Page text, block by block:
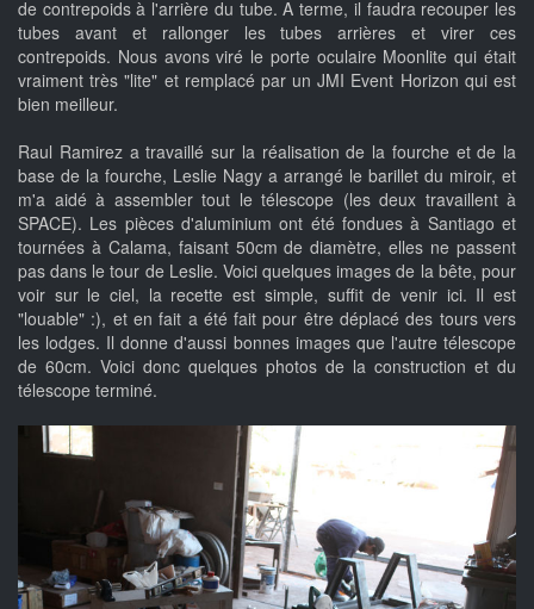
de contrepoids à l'arrière du tube. A terme, il faudra recouper les
tubes avant et rallonger les tubes arrières et virer ces
contrepoids. Nous avons viré le porte oculaire Moonlite qui était
vraiment très "lite" et remplacé par un JMI Event Horizon qui est
bien meilleur.
Raul Ramirez a travaillé sur la réalisation de la fourche et de la
base de la fourche, Leslie Nagy a arrangé le barillet du miroir, et
m'a aidé à assembler tout le télescope (les deux travaillent à
SPACE). Les pièces d'aluminium ont été fondues à Santiago et
tournées à Calama, faisant 50cm de diamètre, elles ne passent
pas dans le tour de Leslie. Voici quelques images de la bête, pour
voir sur le ciel, la recette est simple, suffit de venir ici. Il est
"louable" :), et en fait a été fait pour être déplacé des tours vers
les lodges. Il donne d'aussi bonnes images que l'autre télescope
de 60cm. Voici donc quelques photos de la construction et du
télescope terminé.